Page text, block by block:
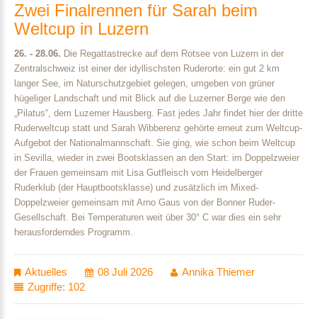
Zwei Finalrennen für Sarah beim
Weltcup in Luzern
26. - 28.06. Die Regattastrecke auf dem Rotsee von Luzern in der
Zentralschweiz ist einer der idyllischsten Ruderorte: ein gut 2 km
langer See, im Naturschutzgebiet gelegen, umgeben von grüner
hügeliger Landschaft und mit Blick auf die Luzerner Berge wie den
„Pilatus“, dem Luzerner Hausberg. Fast jedes Jahr findet hier der dritte
Ruderweltcup statt und Sarah Wibberenz gehörte erneut zum Weltcup-
Aufgebot der Nationalmannschaft. Sie ging, wie schon beim Weltcup
in Sevilla, wieder in zwei Bootsklassen an den Start: im Doppelzweier
der Frauen gemeinsam mit Lisa Gutfleisch vom Heidelberger
Ruderklub (der Hauptbootsklasse) und zusätzlich im Mixed-
Doppelzweier gemeinsam mit Arno Gaus von der Bonner Ruder-
Gesellschaft. Bei Temperaturen weit über 30° C war dies ein sehr
herausforderndes Programm.
Aktuelles 08 Juli 2026
Annika Thiemer
Zugriffe: 102